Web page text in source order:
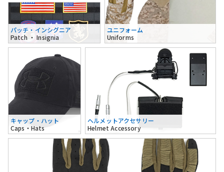
パッチ・インシグニア
Patch ・ Insignia
ユニフォーム
Uniforms
キャップ・ハット
Caps・Hats
ヘルメットアクセサリー
Helmet Accessory